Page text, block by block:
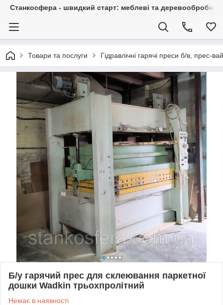
Станкосфера - швидкий старт: меблеві та деревообробні
Товари та послуги Гідравлічні гарячі преси б/в, прес-
Б/у гарячий прес для склеювання паркетної
дошки Wadkin трьохпролітний
Немає в наявності